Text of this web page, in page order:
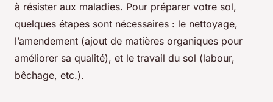
à résister aux maladies. Pour préparer votre sol,
quelques étapes sont nécessaires : le nettoyage,
l’amendement (ajout de matières organiques pour
améliorer sa qualité), et le travail du sol (labour,
bêchage, etc.).